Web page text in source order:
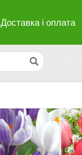
Доставка і оплата